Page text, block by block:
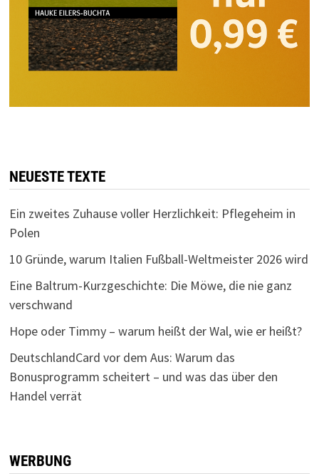
NEUESTE TEXTE
Ein zweites Zuhause voller Herzlichkeit: Pflegeheim in
Polen
10 Gründe, warum Italien Fußball-Weltmeister 2026 wird
Eine Baltrum-Kurzgeschichte: Die Möwe, die nie ganz
verschwand
Hope oder Timmy – warum heißt der Wal, wie er heißt?
DeutschlandCard vor dem Aus: Warum das
Bonusprogramm scheitert – und was das über den
Handel verrät
WERBUNG